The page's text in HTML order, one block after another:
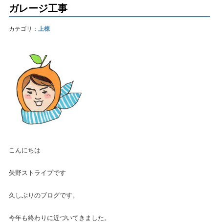
ガレージ工事
カテゴリ： 上棟
こんにちは
矢野ストライプです
久しぶりのブログです。
今年も終わりに近づいてきました。